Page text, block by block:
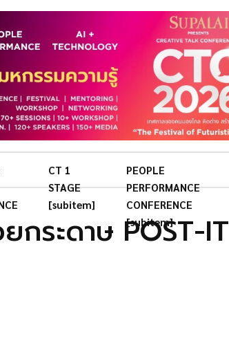
CT 1
STAGE
[subitem]
PEOPLE
PERFORMANCE
CONFERENCE
[subitem]
ระดาษ POST-IT